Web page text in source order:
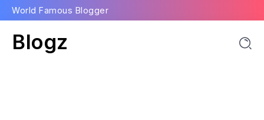
World Famous Blogger
Blogz